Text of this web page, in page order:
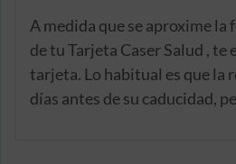
A medida que se aproxime la
de tu Tarjeta Caser Salud , te
tarjeta. Lo habitual es que la
días antes de su caducidad,